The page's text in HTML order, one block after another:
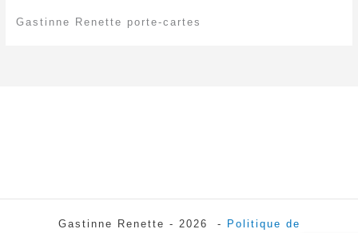
Gastinne Renette porte-cartes
Gastinne Renette - 2026 - Politique de